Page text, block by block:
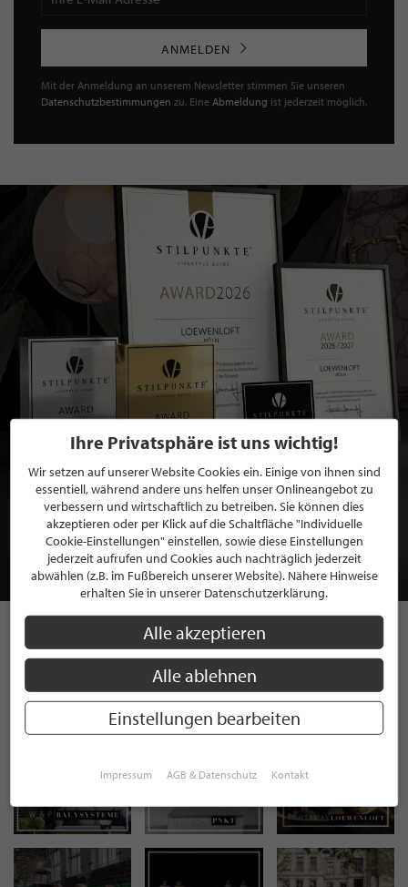
ANMELDEN
Mit der Anmeldung an unserem Newsletter stimmen Sie unseren
Datenschutzbestimmungen zu. Eine Abmeldung ist jederzeit möglich.
BEWERBEN SIE SICH FÜR EINE GRATIS
MITGLIEDSCHAFT BEI STILPUNKTE®
JETZT GRATIS BEWERBEN
STILPUNKTE AUF
INSTAGRAM
Ihre Privatsphäre ist uns wichtig!
Wir setzen auf unserer Website Cookies ein. Einige von ihnen sind
essentiell, während andere uns helfen unser Onlineangebot zu
verbessern und wirtschaftlich zu betreiben. Sie können dies
akzeptieren oder per Klick auf die Schaltfläche "Individuelle
Cookie-Einstellungen" einstellen, sowie diese Einstellungen
jederzeit aufrufen und Cookies auch nachträglich jederzeit
abwählen (z.B. im Fußbereich unserer Website). Nähere Hinweise
erhalten Sie in unserer Datenschutzerklärung.
Alle akzeptieren
Alle ablehnen
Einstellungen bearbeiten
Impressum AGB & Datenschutz Kontakt